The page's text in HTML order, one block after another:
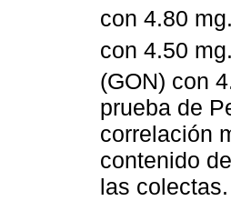
con 4.80
con 4.50
(GON) con
prueba de
correlación
contenido
las colectas.